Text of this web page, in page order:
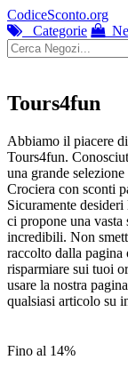
CodiceSconto.org
Categorie
Tours4fun
Abbiamo il piacere
Tours4fun.
una grande
Crociera con sconti
Sicuramente
ci propone una
incredibili. Non
raccolto dalla pagina
risparmiare sui tuoi
usare la nostra
qualsiasi articolo su
Fino al 14%